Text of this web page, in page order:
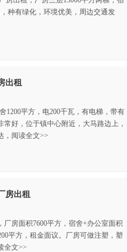
种有绿化，环境优美，周边交通发
出租
1200平方，电200千瓦，有电梯，带有
好，位于镇中心附近，大马路边上，
，阅读全文>>
房出租
房面积7600平方，宿舍+办公室面积
平方，租金面议。厂房可做注塑，塑
全文>>